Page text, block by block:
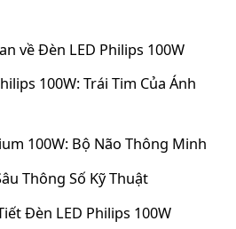
về Đèn LED Philips 100W
100W: Trái Tim Của Ánh
100W: Bộ Não Thông Minh
Thông Số Kỹ Thuật
Đèn LED Philips 100W